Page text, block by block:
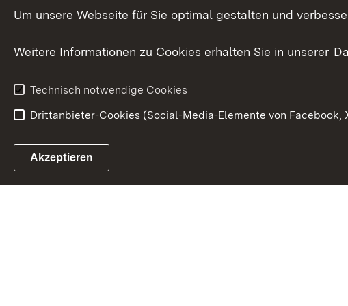
Publikationen
Datenschutz
Glücksspielrecht
Link zum Landesportal
Um unsere Webseite für Sie optimal gestalten und
Weitere Informationen zu Cookies erhalten Sie in unserer
Technisch notwendige Cookies
Drittanbieter-Cookies (Social-Media-Elemente von
Akzeptieren